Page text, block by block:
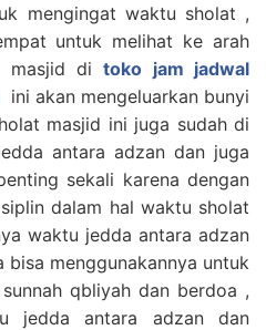
mengingat waktu sholat ,
untuk melihat ke arah
masjid ditoko jam jadwal
ini akan mengeluarkan bunyi
masjid ini juga sudah di
antara adzan dan juga
sekali karena dengan
dalam hal waktu sholat
waktu jedda antara adzan
menggunakannya untuk
qbliyah dan berdoa ,
jedda antara adzan dan